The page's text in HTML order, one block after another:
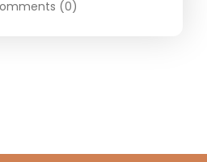
(0)